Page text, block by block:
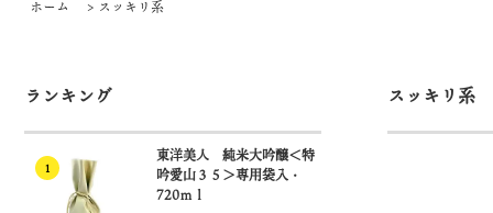
ホーム > スッキリ系
ランキング
1
東洋美人 純米大吟醸＜特
吟愛山３５＞専用袋入・
720ｍｌ
スッキリ系